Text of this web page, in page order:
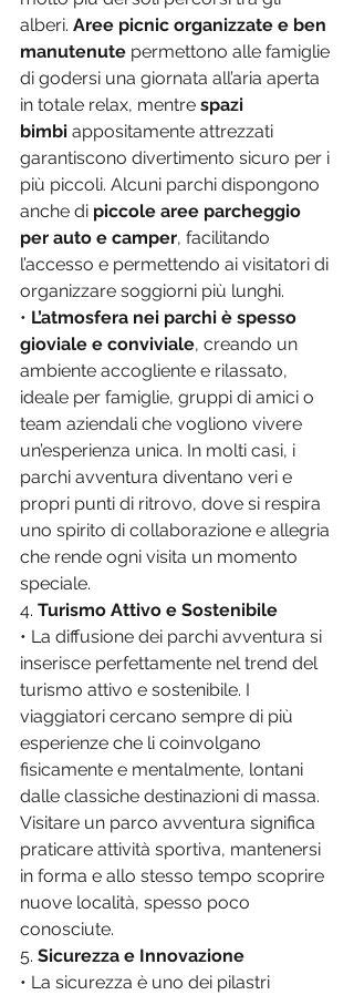
alberi. Aree picnic organizzate e ben
manutenute permettono alle famiglie
di godersi una giornata all’aria aperta
in totale relax, mentre spazi
bimbi appositamente attrezzati
garantiscono divertimento sicuro per i
più piccoli. Alcuni parchi dispongono
anche di piccole aree parcheggio
per auto e camper, facilitando
l’accesso e permettendo ai visitatori di
organizzare soggiorni più lunghi.
• L’atmosfera nei parchi è spesso
gioviale e conviviale, creando un
ambiente accogliente e rilassato,
ideale per famiglie, gruppi di amici o
team aziendali che vogliono vivere
un’esperienza unica. In molti casi, i
parchi avventura diventano veri e
propri punti di ritrovo, dove si respira
uno spirito di collaborazione e allegria
che rende ogni visita un momento
speciale.
4. Turismo Attivo e Sostenibile
• La diffusione dei parchi avventura si
inserisce perfettamente nel trend del
turismo attivo e sostenibile. I
viaggiatori cercano sempre di più
esperienze che li coinvolgano
fisicamente e mentalmente, lontani
dalle classiche destinazioni di massa.
Visitare un parco avventura significa
praticare attività sportiva, mantenersi
in forma e allo stesso tempo scoprire
nuove località, spesso poco
conosciute.
5. Sicurezza e Innovazione
• La sicurezza è uno dei pilastri